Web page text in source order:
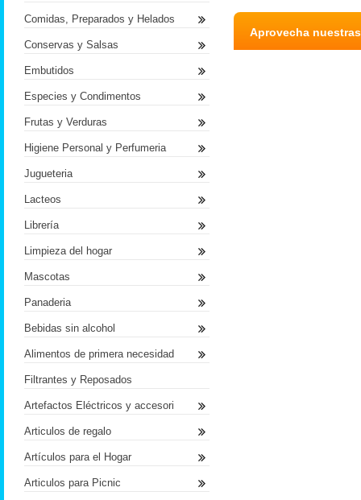
Aprovecha
Comidas, Preparados y Helados
Conservas y Salsas
Embutidos
Especies y Condimentos
Frutas y Verduras
Higiene Personal y Perfumeria
Jugueteria
Lacteos
Librería
Limpieza del hogar
Mascotas
Panaderia
Bebidas sin alcohol
Alimentos de primera necesidad
Filtrantes y Reposados
Artefactos Eléctricos y accesori
Articulos de regalo
Artículos para el Hogar
Articulos para Picnic